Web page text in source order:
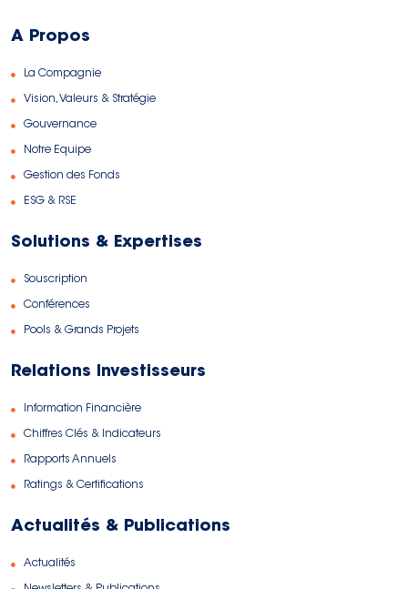
A Propos
La Compagnie
Vision, Valeurs & Stratégie
Gouvernance
Notre Equipe
Gestion des Fonds
ESG & RSE
Solutions & Expertises
Souscription
Conférences
Pools & Grands Projets
Relations Investisseurs
Information Financière
Chiffres Clés & Indicateurs
Rapports Annuels
Ratings & Certifications
Actualités & Publications
Actualités